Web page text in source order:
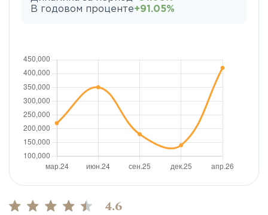
4.6
В годовом проценте+91.05%